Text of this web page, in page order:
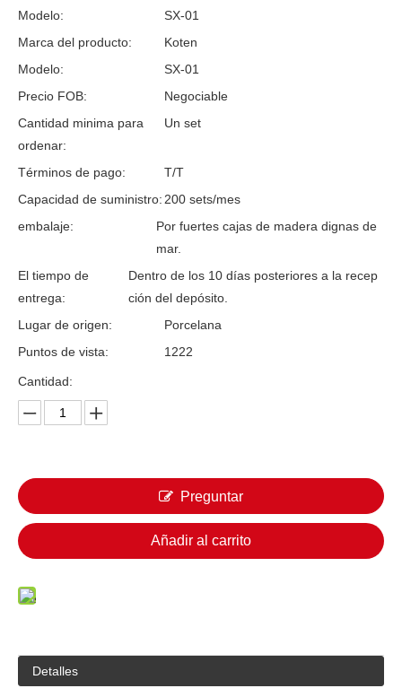
Modelo:
SX-01
Marca del producto:
Koten
Modelo:
SX-01
Precio FOB:
Negociable
Cantidad minima para
ordenar:
Un set
Términos de pago:
T/T
Capacidad de suministro:200 sets/mes
embalaje:
Por fuertes cajas de madera dignas de
mar.
El tiempo de
entrega:
Dentro de los 10 días posteriores a la recep
ción del depósito.
Lugar de origen:
Porcelana
Puntos de vista:
1222
Cantidad:
Preguntar
Añadir al carrito
Detalles